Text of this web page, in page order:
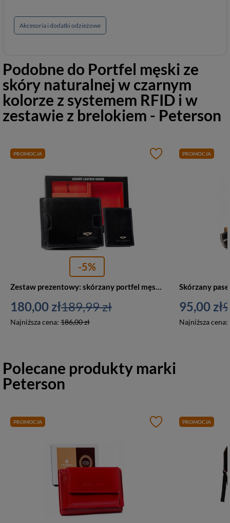
Akcesoria i dodatki odzieżowe
Podobne do Portfel męski ze
skóry naturalnej w czarnym
kolorze z systemem RFID i w
zestawie z brelokiem - Peterson
PROMOCJA
-5%
Zestaw prezentowy: skórzany portfel męski, etui i brelok czarny - Peterson SET3-N79-VT
180,00 zł
Najniższa cena: 186,00 zł
189,99 zł
PROMOCJA
95,00 zł
Najniższa cena:
Polecane produkty marki
Peterson
PROMOCJA PROMOCJA